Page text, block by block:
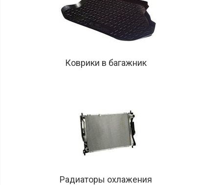
Коврики в багажник
Радиаторы охлажения